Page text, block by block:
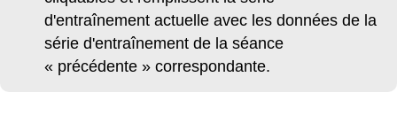
d'entraînement actuelle avec les données de la
série d'entraînement de la séance
« précédente » correspondante.